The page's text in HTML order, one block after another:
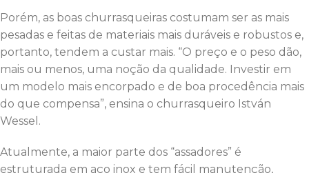
Porém, as boas churrasqueiras costumam ser as mais
pesadas e feitas de materiais mais duráveis e robustos e,
portanto, tendem a custar mais. “O preço e o peso dão,
mais ou menos, uma noção da qualidade. Investir em
um modelo mais encorpado e de boa procedência mais
do que compensa”, ensina o churrasqueiro István
Wessel.
Atualmente, a maior parte dos “assadores” é
estruturada em aço inox e tem fácil manutenção,